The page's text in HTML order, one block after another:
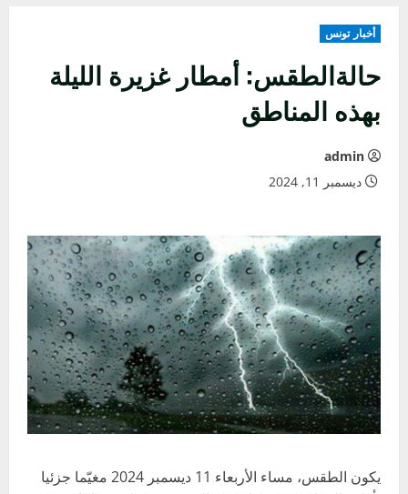
أخبار تونس
حالةالطقس: أمطار غزيرة الليلة
بهذه المناطق
admin
ديسمبر 11, 2024
يكون الطقس، مساء الأربعاء 11 ديسمبر 2024 مغيّما جزئيا